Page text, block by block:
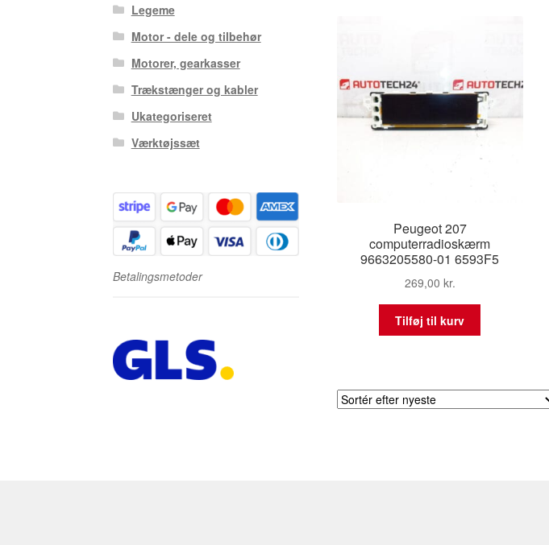
Peugeot 207
computerradioskærm
9663205580-01 6593F5
269,00 kr.
Tilføj til kurv
Legeme
Motor - dele og tilbehør
Motorer, gearkasser
Trækstænger og kabler
Ukategoriseret
Værktøjssæt
Betalingsmetoder